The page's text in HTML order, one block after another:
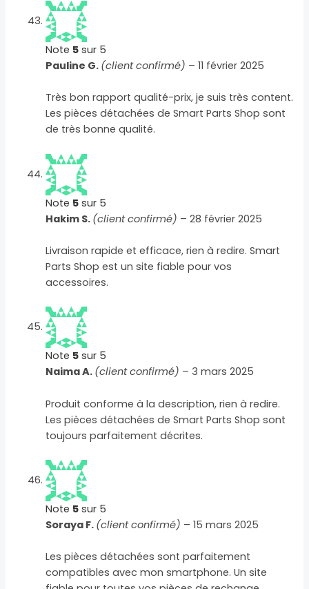
Note 5 sur 5
Pauline G. (client confirmé) – 11 février 2025
Très bon rapport qualité-prix, je suis très content.
Les pièces détachées de Smart Parts Shop sont
de très bonne qualité.
Note 5 sur 5
Hakim S. (client confirmé) – 28 février 2025
Livraison rapide et efficace, rien à redire. Smart
Parts Shop est un site fiable pour vos
accessoires.
Note 5 sur 5
Naima A. (client confirmé) – 3 mars 2025
Produit conforme à la description, rien à redire.
Les pièces détachées de Smart Parts Shop sont
toujours parfaitement décrites.
Note 5 sur 5
Soraya F. (client confirmé) – 15 mars 2025
Les pièces détachées sont parfaitement
compatibles avec mon smartphone. Un site